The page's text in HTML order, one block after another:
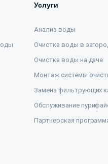
Услуги
Анализ воды
Очистка воды в
Очистка воды на даче
Монтаж системы
Замена фильтрующих
Обслуживание
Партнерская